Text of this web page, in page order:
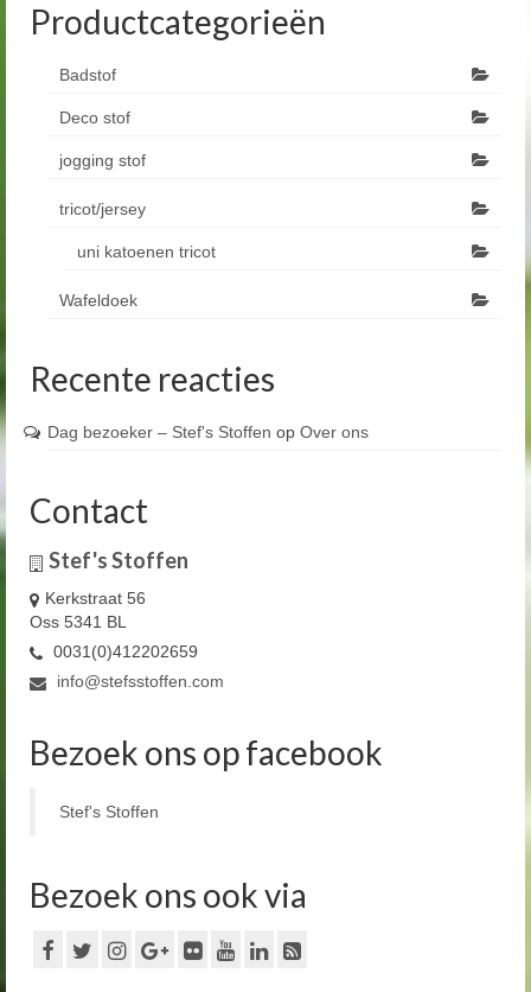
Productcategorieën
Badstof
Deco stof
jogging stof
tricot/jersey
uni katoenen tricot
Wafeldoek
Recente reacties
Dag bezoeker – Stef's Stoffen op Over ons
Contact
Stef's Stoffen
Kerkstraat 56
Oss 5341 BL
0031(0)412202659
info@stefsstoffen.com
Bezoek ons op facebook
Stef's Stoffen
Bezoek ons ook via